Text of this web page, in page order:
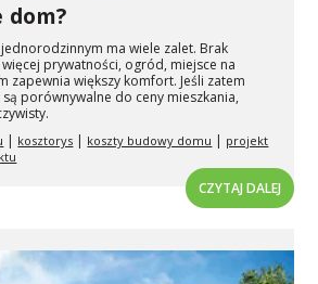
dom?
ma wiele zalet. Brak
prywatności, ogród, miejsce na
zapewnia większy komfort. Jeśli zatem
porównywalne do ceny mieszkania,
| kosztorys | koszty budowy domu | projekt
CZYTAJ DALEJ